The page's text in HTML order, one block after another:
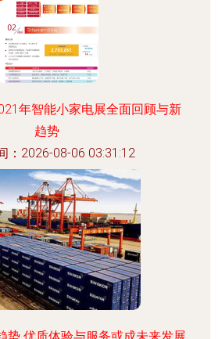
年智能小家电展全面回顾与新
趋势
：2026-08-06 03:31:12